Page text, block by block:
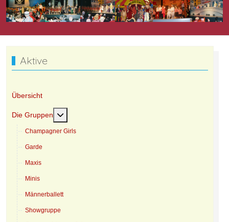
Aktive
Übersicht
Die Gruppen Weitere Informationen: Die Gruppen
Champagner Girls
Garde
Maxis
Minis
Männerballett
Showgruppe